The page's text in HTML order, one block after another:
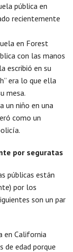
pública en
recientemente
en Forest
con las manos
escribió en su
era lo que ella
mesa.
un niño en una
como un
por seguratas
públicas están
por los
son un par
en California
de edad porque